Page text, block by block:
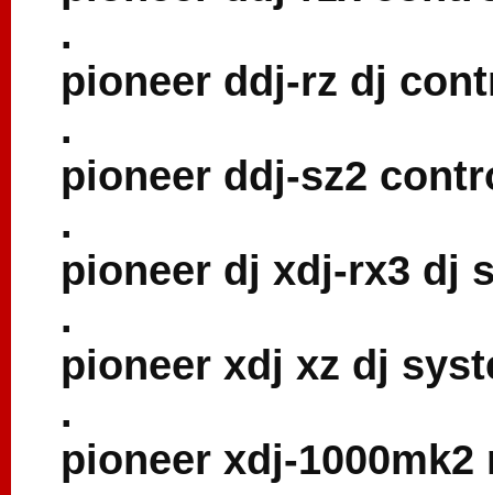
.
pioneer ddj-rz dj
.
pioneer ddj-sz2
.
pioneer dj xdj-rx3 dj
.
pioneer xdj xz dj
.
pioneer xdj-